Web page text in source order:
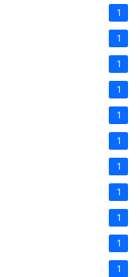
1
1
1
1
1
1
1
1
1
1
1